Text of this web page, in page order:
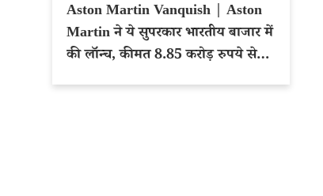
Aston Martin Vanquish | Aston
Martin ने ये सुपरकार भारतीय बाजार में
की लॉन्च, कीमत 8.85 करोड़ रुपये से